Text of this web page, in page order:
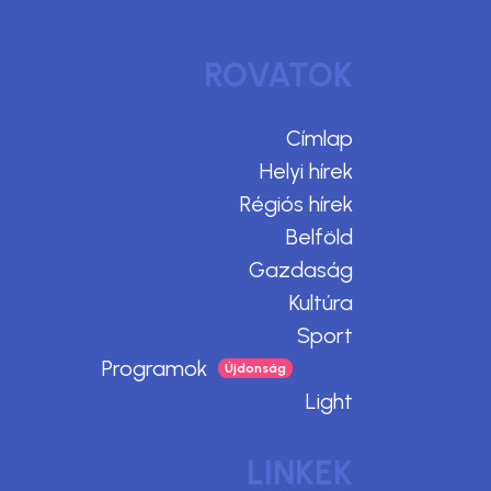
ROVATOK
Címlap
Helyi hírek
Régiós hírek
Belföld
Gazdaság
Kultúra
Sport
Programok
Light
LINKEK